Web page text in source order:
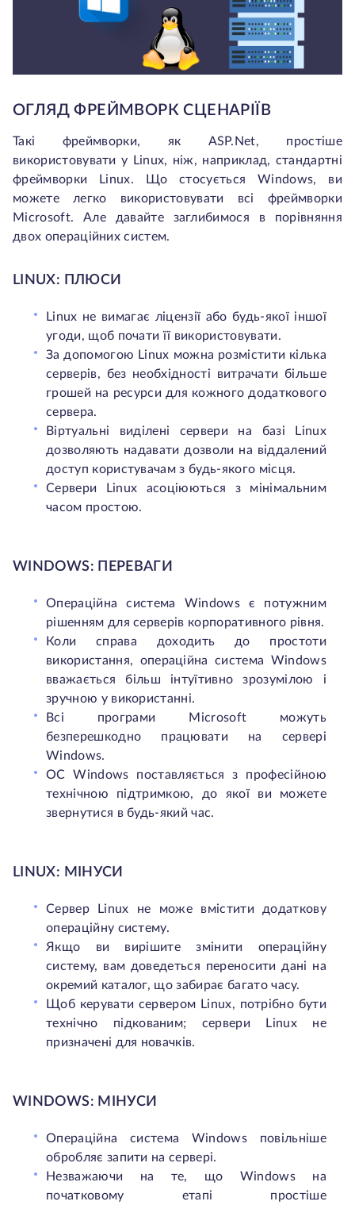
ОГЛЯД ФРЕЙМВОРК СЦЕНАРІЇВ
Такі фреймворки, як ASP.Net, простіше
використовувати у Linux, ніж, наприклад, стандартні
фреймворки Linux. Що стосується Windows, ви
можете легко використовувати всі фреймворки
Microsoft. Але давайте заглибимося в порівняння
двох операційних систем.
LINUX: ПЛЮСИ
Linux не вимагає ліцензії або будь-якої іншої
угоди, щоб почати її використовувати.
За допомогою Linux можна розмістити кілька
серверів, без необхідності витрачати більше
грошей на ресурси для кожного додаткового
сервера.
Віртуальні виділені сервери на базі Linux
дозволяють надавати дозволи на віддалений
доступ користувачам з будь-якого місця.
Сервери Linux асоціюються з мінімальним
часом простою.
WINDOWS: ПЕРЕВАГИ
Операційна система Windows є потужним
рішенням для серверів корпоративного рівня.
Коли справа доходить до простоти
використання, операційна система Windows
вважається більш інтуїтивно зрозумілою і
зручною у використанні.
Всі програми Microsoft можуть
безперешкодно працювати на сервері
Windows.
ОС Windows поставляється з професійною
технічною підтримкою, до якої ви можете
звернутися в будь-який час.
LINUX: МІНУСИ
Сервер Linux не може вмістити додаткову
операційну систему.
Якщо ви вирішите змінити операційну
систему, вам доведеться переносити дані на
окремий каталог, що забирає багато часу.
Щоб керувати сервером Linux, потрібно бути
технічно підкованим; сервери Linux не
призначені для новачків.
WINDOWS: МІНУСИ
Операційна система Windows повільніше
обробляє запити на сервері.
Незважаючи на те, що Windows на
початковому етапі простіше